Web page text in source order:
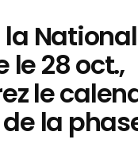
National
le 28 oct.,
le
la